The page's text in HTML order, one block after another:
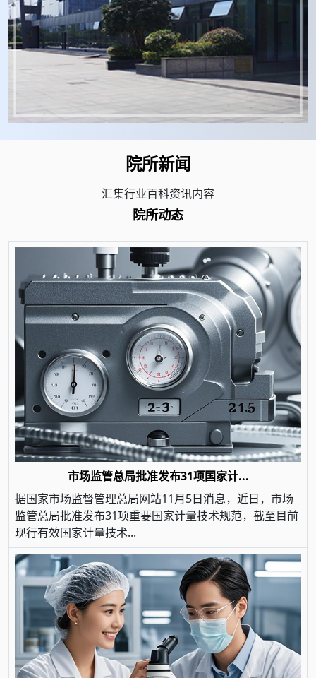
院所新闻
汇集行业百科资讯内容
院所动态
市场监管总局批准发布31项国家计...
据国家市场监督管理总局网站11月5日消息，近日，市场
监管总局批准发布31项重要国家计量技术规范，截至目前
现行有效国家计量技术...